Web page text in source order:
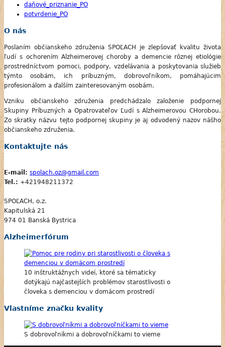
daňové_priznanie_PO
potvrdenie_PO
O nás
Poslaním občianskeho združenia SPOĽACH je zlepšovať kvalitu života
ľudí s ochorením Alzheimerovej choroby a demencie rôznej etiológie
prostredníctvom pomoci, podpory, vzdelávania a poskytovania služieb
týmto osobám, ich príbuzným, dobrovoľníkom, pomáhajúcim
profesionálom a ďalším zainteresovaným osobám.
Vzniku občianskeho združenia predchádzalo založenie podpornej
Skupiny Príbuzných a Opatrovateľov Ľudí s Alzheimerovou CHorobou.
Zo skratky názvu tejto podpornej skupiny je aj odvodený nazov nášho
občianskeho združenia.
Kontaktujte nás
E-mail: spolach.oz@gmail.com
Tel.: +421948211372
SPOĽACH, o.z.
Kapitulská 21
974 01 Banská Bystrica
Alzheimerfórum
10 inštruktážnych videí, ktoré sa tématicky
dotýkajú najčastejších problémov starostlivosti o
človeka s demenciou v domácom prostredí
Vlastníme značku kvality
S dobrovoľníkmi a dobrovoľníčkami to vieme